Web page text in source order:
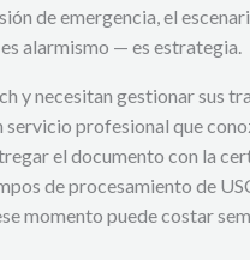
de emergencia, el
alarmismo — es estrategia.
y necesitan gestionar sus
profesional que
el documento con la
de procesamiento de
momento puede costar